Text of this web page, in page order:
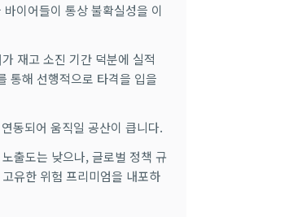
바이어들이 통상 불확실성을 이
재고 소진 기간 덕분에 실적
통해 선행적으로 타격을 입을
동되어 움직일 공산이 큽니다.
출도는 낮으나, 글로벌 정책 규
유한 위험 프리미엄을 내포하